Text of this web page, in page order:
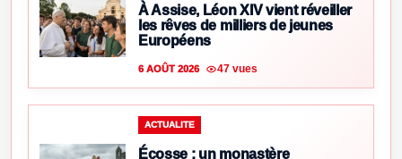
À Assise, Léon XIV vient réveiller
les rêves de milliers de jeunes
Européens
6 AOÛT 2026 47 vues
ACTUALITE
Écosse : un monastère